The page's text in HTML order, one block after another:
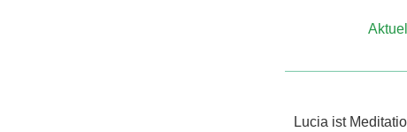
Lucia ist